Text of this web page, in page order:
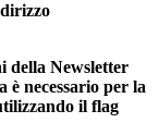
della Newsletter
è necessario per la
il flag